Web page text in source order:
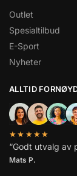
Outlet
Spesialtilbud
E-Sport
Nyheter
ALLTID
★★★★★
“Godt utvalg av
Mats P.